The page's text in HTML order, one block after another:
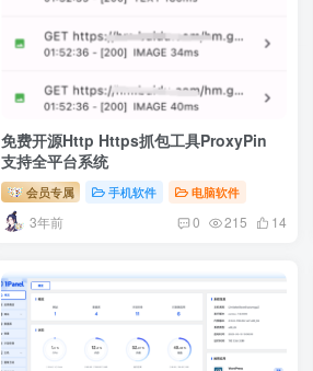
免费开源Http Https抓包工具ProxyPin
支持全平台系统
会员专属 手机软件 电脑软件
3年前 0 215 14